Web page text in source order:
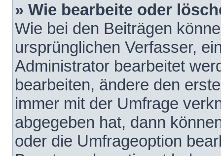
» Wie bearbeite oder
Wie bei den Beiträgen
ursprünglichen Verfasser,
Administrator bearbeitet
bearbeiten, ändere den
immer mit der Umfrage
abgegeben hat, dann
oder die Umfrageoption